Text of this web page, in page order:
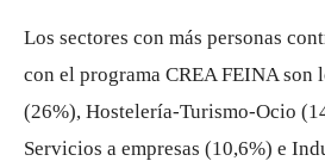
Los sectores con más personas
con el programa CREA FEINA son
(26%), Hostelería-Turismo-Ocio
Servicios a empresas (10,6%) e